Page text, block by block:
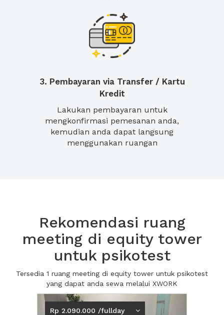
3. Pembayaran via Transfer / Kartu
Kredit
Lakukan pembayaran untuk
mengkonfirmasi pemesanan anda,
kemudian anda dapat langsung
menggunakan ruangan
Rekomendasi ruang
meeting di equity tower
untuk psikotest
Tersedia 1 ruang meeting di equity tower untuk psikotest
yang dapat anda sewa melalui XWORK
Previous
Rp 2.090.000 /fullday